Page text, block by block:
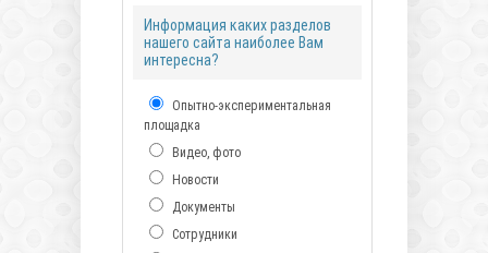
Информация каких разделов
нашего сайта наиболее Вам
интересна?
Опытно-экспериментальная
площадка
Видео, фото
Новости
Документы
Сотрудники